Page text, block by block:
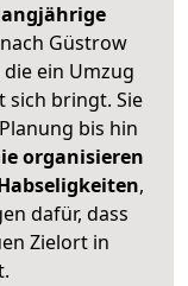
Güstrow
ein Umzug
sich bringt. Sie
bis hin
organisieren
,
dafür, dass
Zielort in